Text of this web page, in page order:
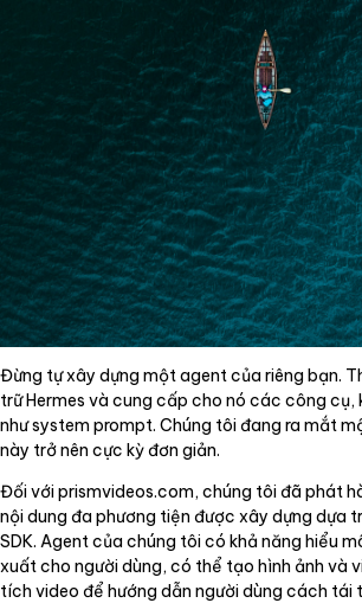
Đừng tự xây dựng một agent của riêng bạn.
trữ Hermes và cung cấp cho nó các công cụ,
như system prompt. Chúng tôi đang ra mắt
này trở nên cực kỳ đơn giản.
Đối với prismvideos.com, chúng tôi đã phát
nội dung đa phương tiện được xây dựng dựa
SDK. Agent của chúng tôi có khả năng hiểu
xuất cho người dùng, có thể tạo hình ảnh và
tích video để hướng dẫn người dùng cách tái